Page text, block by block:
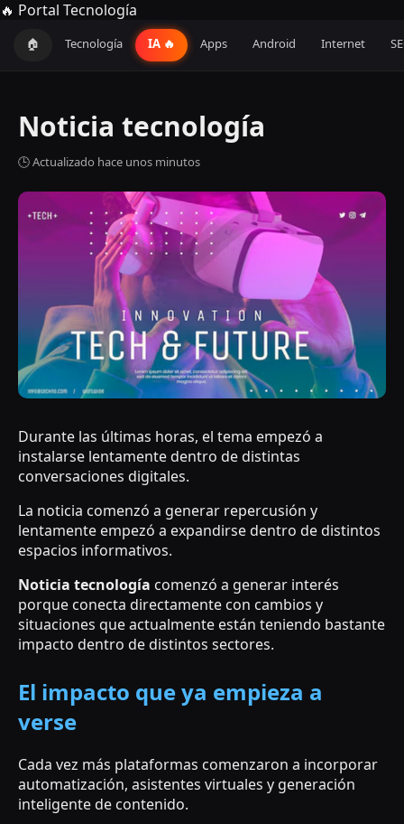
🔥 Portal Tecnología
🏠 Tecnología IA 🔥 Apps Android Internet
Noticia tecnología
🕒 Actualizado hace unos minutos
Durante las últimas horas, el tema empezó a
instalarse lentamente dentro de distintas
conversaciones digitales.
La noticia comenzó a generar repercusión y
lentamente empezó a expandirse dentro de distintos
espacios informativos.
Noticia tecnología comenzó a generar interés
porque conecta directamente con cambios y
situaciones que actualmente están teniendo bastante
impacto dentro de distintos sectores.
El impacto que ya empieza a
verse
Cada vez más plataformas comenzaron a incorporar
automatización, asistentes virtuales y generación
inteligente de contenido.